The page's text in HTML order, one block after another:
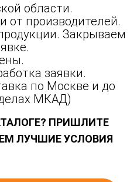
области.
от производителей.
Закрываем
заявки.
по Москве и до
МКАД)
ПРИШЛИТЕ
ЛУЧШИЕ УСЛОВИЯ